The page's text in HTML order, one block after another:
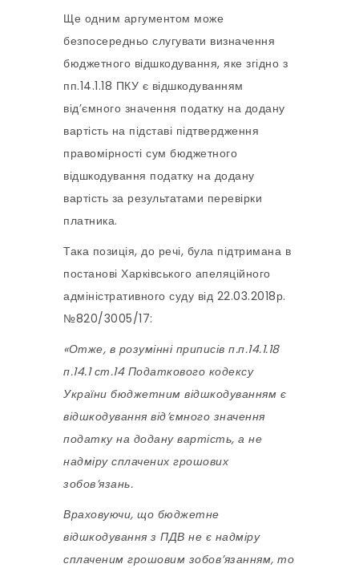
Ще одним аргументом може
безпосередньо слугувати визначення
бюджетного відшкодування, яке згідно з
пп.14.1.18 ПКУ є відшкодуванням
від’ємного значення податку на додану
вартість на підставі підтвердження
правомірності сум бюджетного
відшкодування податку на додану
вартість за результатами перевірки
платника.
Така позиція, до речі, була підтримана в
постанові Харківського апеляційного
адміністративного суду від 22.03.2018р.
№820/3005/17:
«Отже, в розумінні приписів п.п.14.1.18
п.14.1 ст.14 Податкового кодексу
України бюджетним відшкодуванням є
відшкодування від’ємного значення
податку на додану вартість, а не
надміру сплачених грошових
зобов’язань.
Враховуючи, що бюджетне
відшкодування з ПДВ не є надміру
сплаченим грошовим зобов’язанням, то